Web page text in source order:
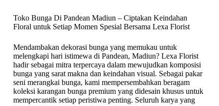
Toko Bunga Di Pandean Madiun – Ciptakan Keindahan
Floral untuk Setiap Momen Spesial Bersama Lexa Florist
Mendambakan dekorasi bunga yang memukau untuk
melengkapi hari istimewa di Pandean, Madiun? Lexa Florist
hadir sebagai mitra terpercaya dalam mewujudkan komposisi
bunga yang sarat makna dan keindahan visual. Sebagai pakar
seni merangkai bunga, kami mempersembahkan beragam
koleksi karangan bunga premium yang didesain khusus untuk
mempercantik setiap peristiwa penting. Seluruh karya yang